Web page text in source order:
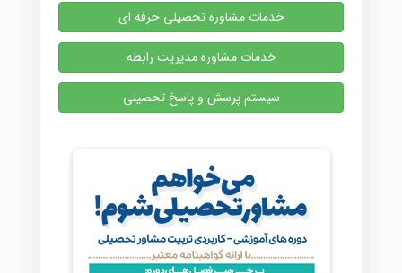
خدمات مشاوره تحصیلی حرفه ای
خدمات مشاوره مدیریت رابطه
سیستم پرسش و پاسخ تحصیلی